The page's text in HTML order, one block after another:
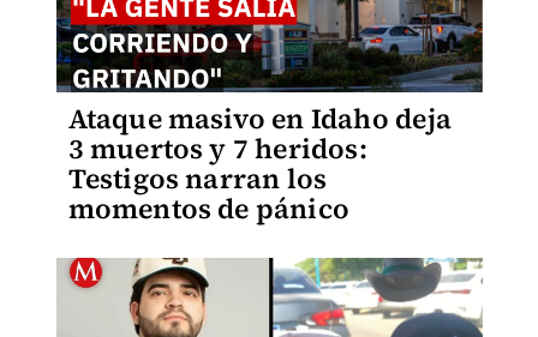
Ataque masivo en Idaho deja
3 muertos y 7 heridos:
Testigos narran los
momentos de pánico